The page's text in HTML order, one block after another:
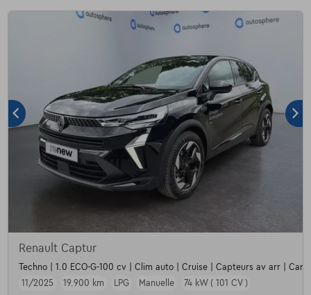
Renault Captur
Techno | 1.0 ECO-G-100 cv | Clim auto | Cruise | Capteurs av arr |
11/2025
19.900 km LPG Manuelle 74 kW ( 101 CV )